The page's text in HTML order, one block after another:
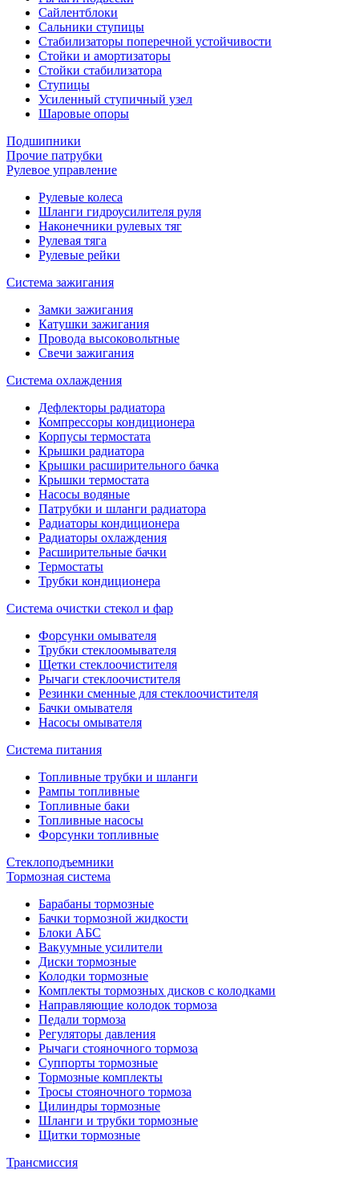
Сайлентблоки
Сальники ступицы
Стабилизаторы поперечной устойчивости
Стойки и амортизаторы
Стойки стабилизатора
Ступицы
Усиленный ступичный узел
Шаровые опоры
Подшипники
Прочие патрубки
Рулевое управление
Рулевые колеса
Шланги гидроусилителя руля
Наконечники рулевых тяг
Рулевая тяга
Рулевые рейки
Система зажигания
Замки зажигания
Катушки зажигания
Провода высоковольтные
Свечи зажигания
Система охлаждения
Дефлекторы радиатора
Компрессоры кондиционера
Корпусы термостата
Крышки радиатора
Крышки расширительного бачка
Крышки термостата
Насосы водяные
Патрубки и шланги радиатора
Радиаторы кондиционера
Радиаторы охлаждения
Расширительные бачки
Термостаты
Трубки кондиционера
Система очистки стекол и фар
Форсунки омывателя
Трубки стеклоомывателя
Щетки стеклоочистителя
Рычаги стеклоочистителя
Резинки сменные для стеклоочистителя
Бачки омывателя
Насосы омывателя
Система питания
Топливные трубки и шланги
Рампы топливные
Топливные баки
Топливные насосы
Форсунки топливные
Стеклоподъемники
Тормозная система
Барабаны тормозные
Бачки тормозной жидкости
Блоки АБС
Вакуумные усилители
Диски тормозные
Колодки тормозные
Комплекты тормозных дисков с колодками
Направляющие колодок тормоза
Педали тормоза
Регуляторы давления
Рычаги стояночного тормоза
Суппорты тормозные
Тормозные комплекты
Тросы стояночного тормоза
Цилиндры тормозные
Шланги и трубки тормозные
Щитки тормозные
Трансмиссия